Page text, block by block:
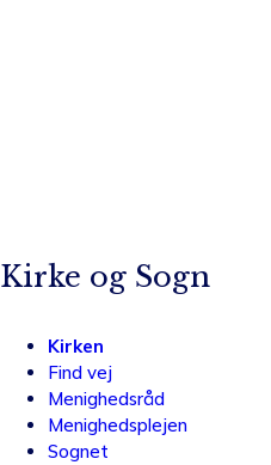
Kirke og Sogn
Kirken
Find vej
Menighedsråd
Menighedsplejen
Sognet